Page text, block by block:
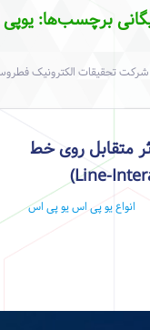
برچسب‌ها:
شرکت تحقیقات الکترونیک
متقابل روی خط
انواع یو پی اسیو پی اس